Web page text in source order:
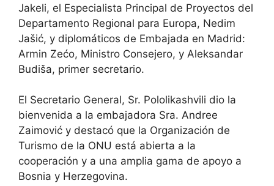
Jakeli, el Especialista Principal de Proyectos del
Departamento Regional para Europa, Nedim
Jašić, y diplomáticos de Embajada en Madrid:
Armin Zećo, Ministro Consejero, y Aleksandar
Budiša, primer secretario.
El Secretario General, Sr. Pololikashvili dio la
bienvenida a la embajadora Sra. Andree
Zaimović y destacó que la Organización de
Turismo de la ONU está abierta a la
cooperación y a una amplia gama de apoyo a
Bosnia y Herzegovina.